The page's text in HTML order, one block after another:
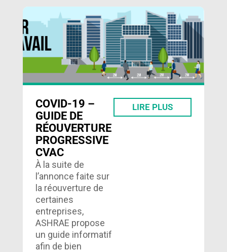
COVID-19 –
GUIDE DE
RÉOUVERTURE
PROGRESSIVE
CVAC
À la suite de
l’annonce faite sur
la réouverture de
certaines
entreprises,
ASHRAE propose
un guide informatif
afin de bien
LIRE PLUS